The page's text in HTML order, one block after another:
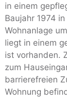
in einem
Baujahr 1974
Wohnanlage
liegt in einem
ist vorhanden.
zum
barrierefreien
Wohnung